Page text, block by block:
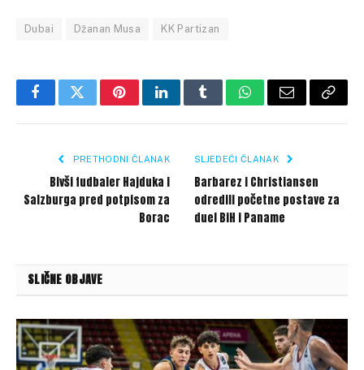
Dubai Džanan Musa KK Partizan
FacebookTwitterPinterestLinkedInTumblrWhatsApp
Email Copy
PRETHODNI ČLANAK
Bivši fudbaler Hajduka i
Salzburga pred potpisom za
Borac
SLJEDEĆI ČLANAK
Barbarez i Christiansen
odredili početne postave za
duel BiH i Paname
SLIČNE OBJAVE